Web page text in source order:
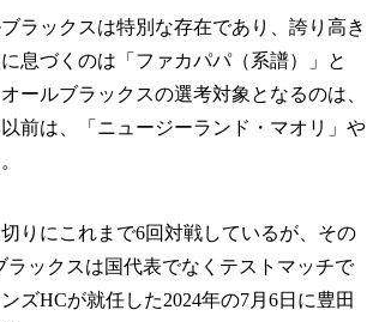
ラックスは特別な存在であり、誇り高き
息づくのは「ファカパパ（系譜）」と
ールブラックスの選考対象となるのは、
前は、「ニュージーランド・マオリ」や
りにこれまで6回対戦しているが、その
ックスは国代表でなくテストマッチで
ズHCが就任した2024年の7月6日に豊田